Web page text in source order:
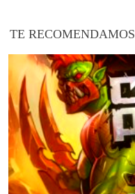
TE RECOMENDAMOS